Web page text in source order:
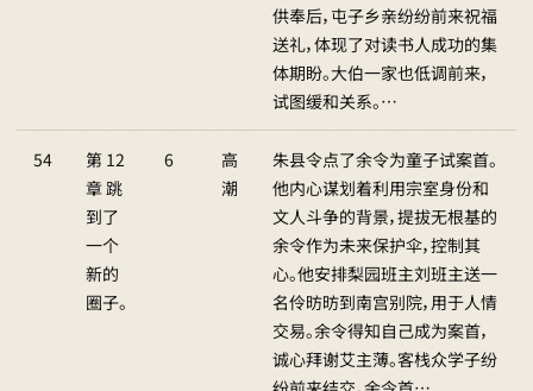
供奉后，屯子乡亲纷纷前来祝福
送礼，体现了对读书人成功的集
体期盼。大伯一家也低调前来，
试图缓和关系。…
54
第 12
章 跳
到了
一个
新的
圈子。
6
高
潮
朱县令点了余令为童子试案首。
他内心谋划着利用宗室身份和
文人斗争的背景，提拔无根基的
余令作为未来保护伞，控制其
心。他安排梨园班主刘班主送一
名伶昉昉到南宫别院，用于人情
交易。余令得知自己成为案首，
诚心拜谢艾主薄。客栈众学子纷